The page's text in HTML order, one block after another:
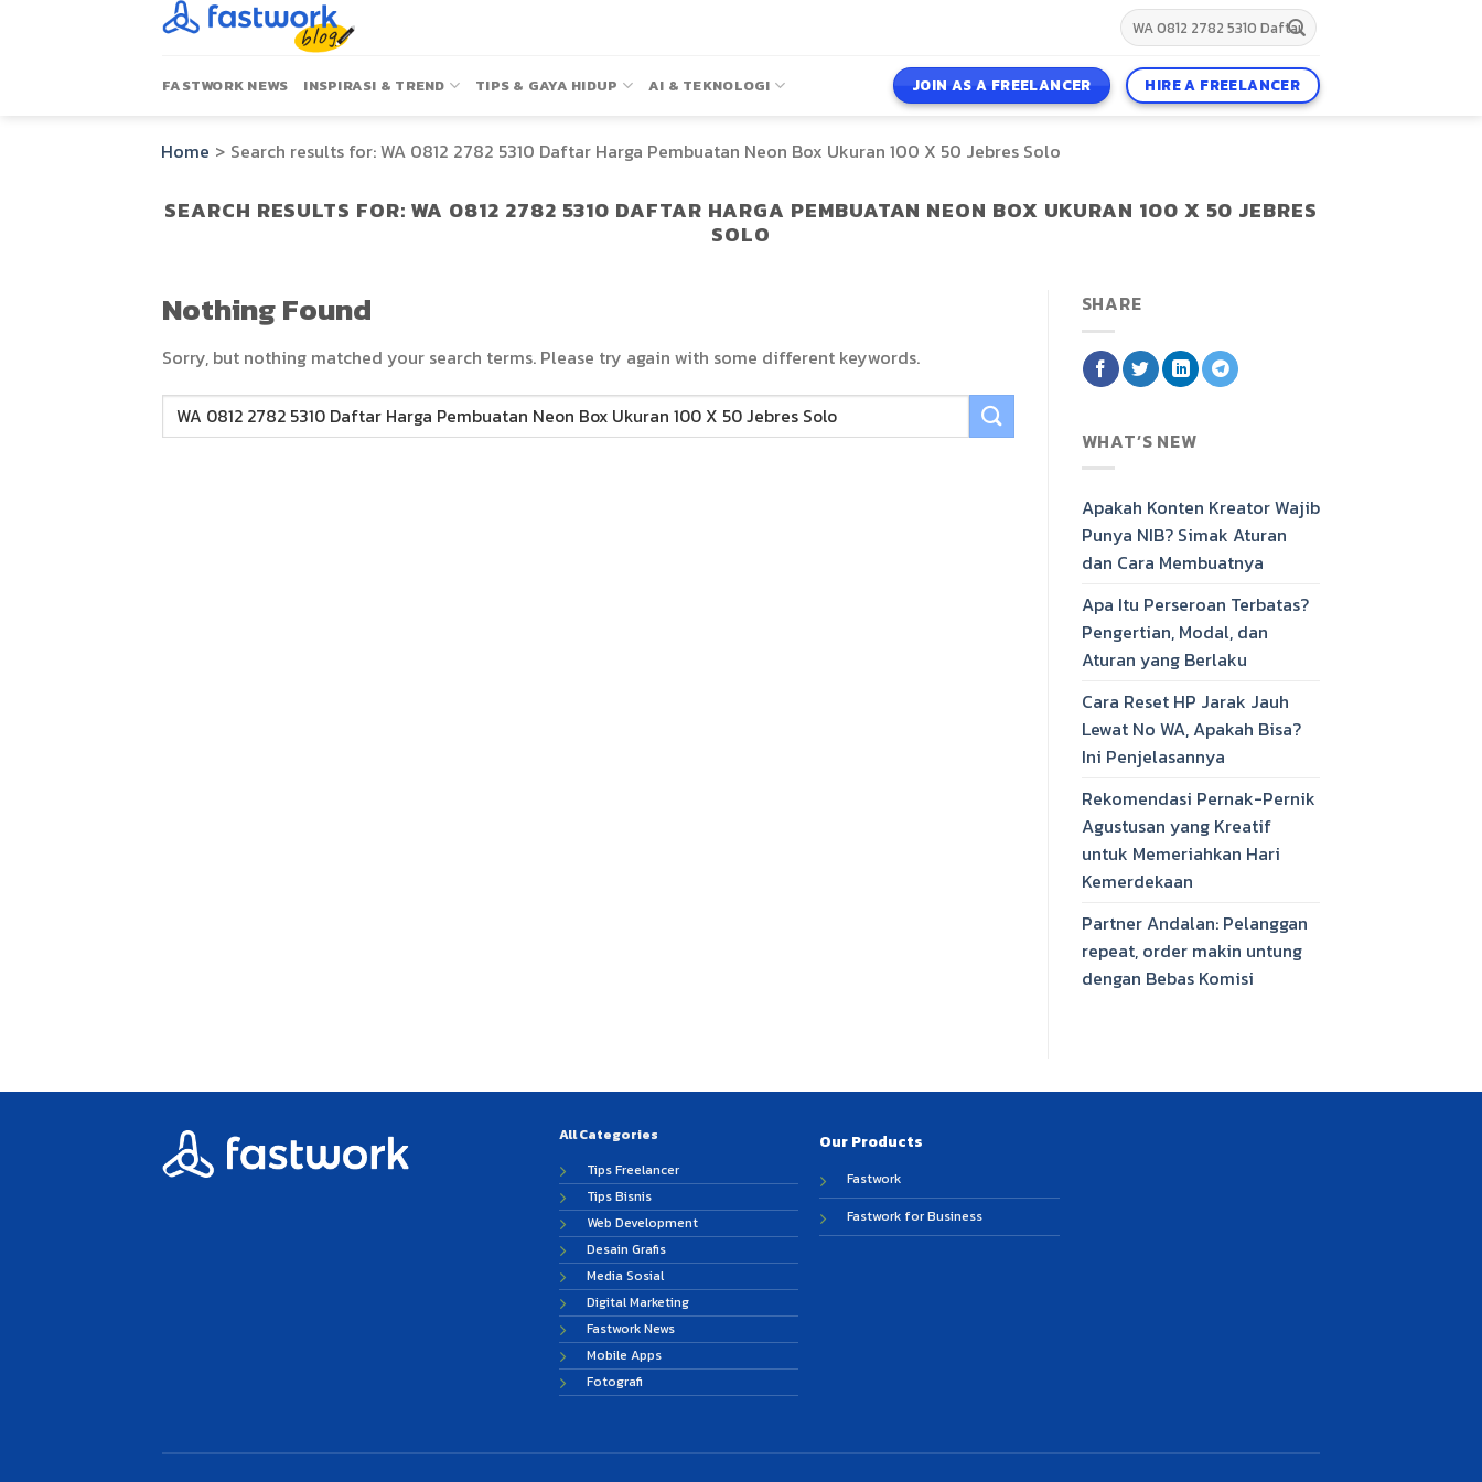
FASTWORK NEWS INSPIRASI & TREND TIPS & GAYA HIDUP AI & TEKNOLOGI JOIN AS A FREELANCER HIRE A FREELANCER
Home > Search results for:WA 0812 2782 5310 Daftar Harga Pembuatan Neon Box Ukuran 100 X 50 Jebres Solo
SEARCH RESULTS FOR: WA 0812 2782 5310 DAFTAR HARGA PEMBUATAN NEON BOX UKURAN 100 X 50 JEBRES
SOLO
Nothing Found
Sorry, but nothing matched your search terms. Please try again with some different keywords.
SHARE
WHAT’S NEW
Apakah Konten Kreator Wajib
Punya NIB? Simak Aturan
dan Cara Membuatnya
Apa Itu Perseroan Terbatas?
Pengertian, Modal, dan
Aturan yang Berlaku
Cara Reset HP Jarak Jauh
Lewat No WA, Apakah Bisa?
Ini Penjelasannya
Rekomendasi Pernak-Pernik
Agustusan yang Kreatif
untuk Memeriahkan Hari
Kemerdekaan
Partner Andalan: Pelanggan
repeat, order makin untung
dengan Bebas Komisi
All Categories
Tips Freelancer
Tips Bisnis
Web Development
Desain Grafis
Media Sosial
Digital Marketing
Fastwork News
Mobile Apps
Fotografi
Our Products
Fastwork
Fastwork for Business